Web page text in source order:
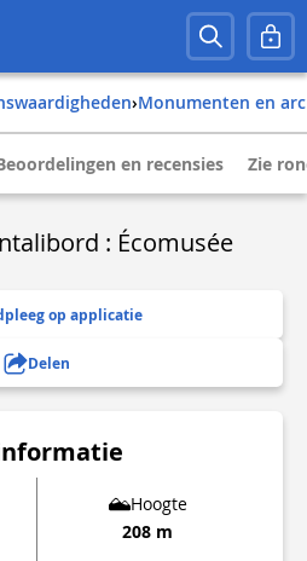
› Monumenten en
en recensies Zie
: Écomusée
op applicatie
Delen
Hoogte
208 m